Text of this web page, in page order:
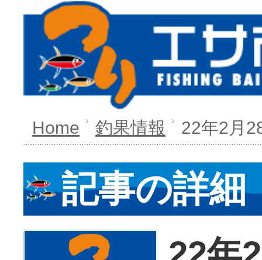
Home 釣果情報 22年2月
記事の詳細